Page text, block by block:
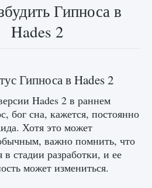
и стадионы в EA
Гипноса в
Hades 2
Гипноса в Hades 2
Hades 2 в раннем
бог сна, кажется, постоянно
Хотя это может
важно помнить, что
в стадии разработки, и ее
может измениться.